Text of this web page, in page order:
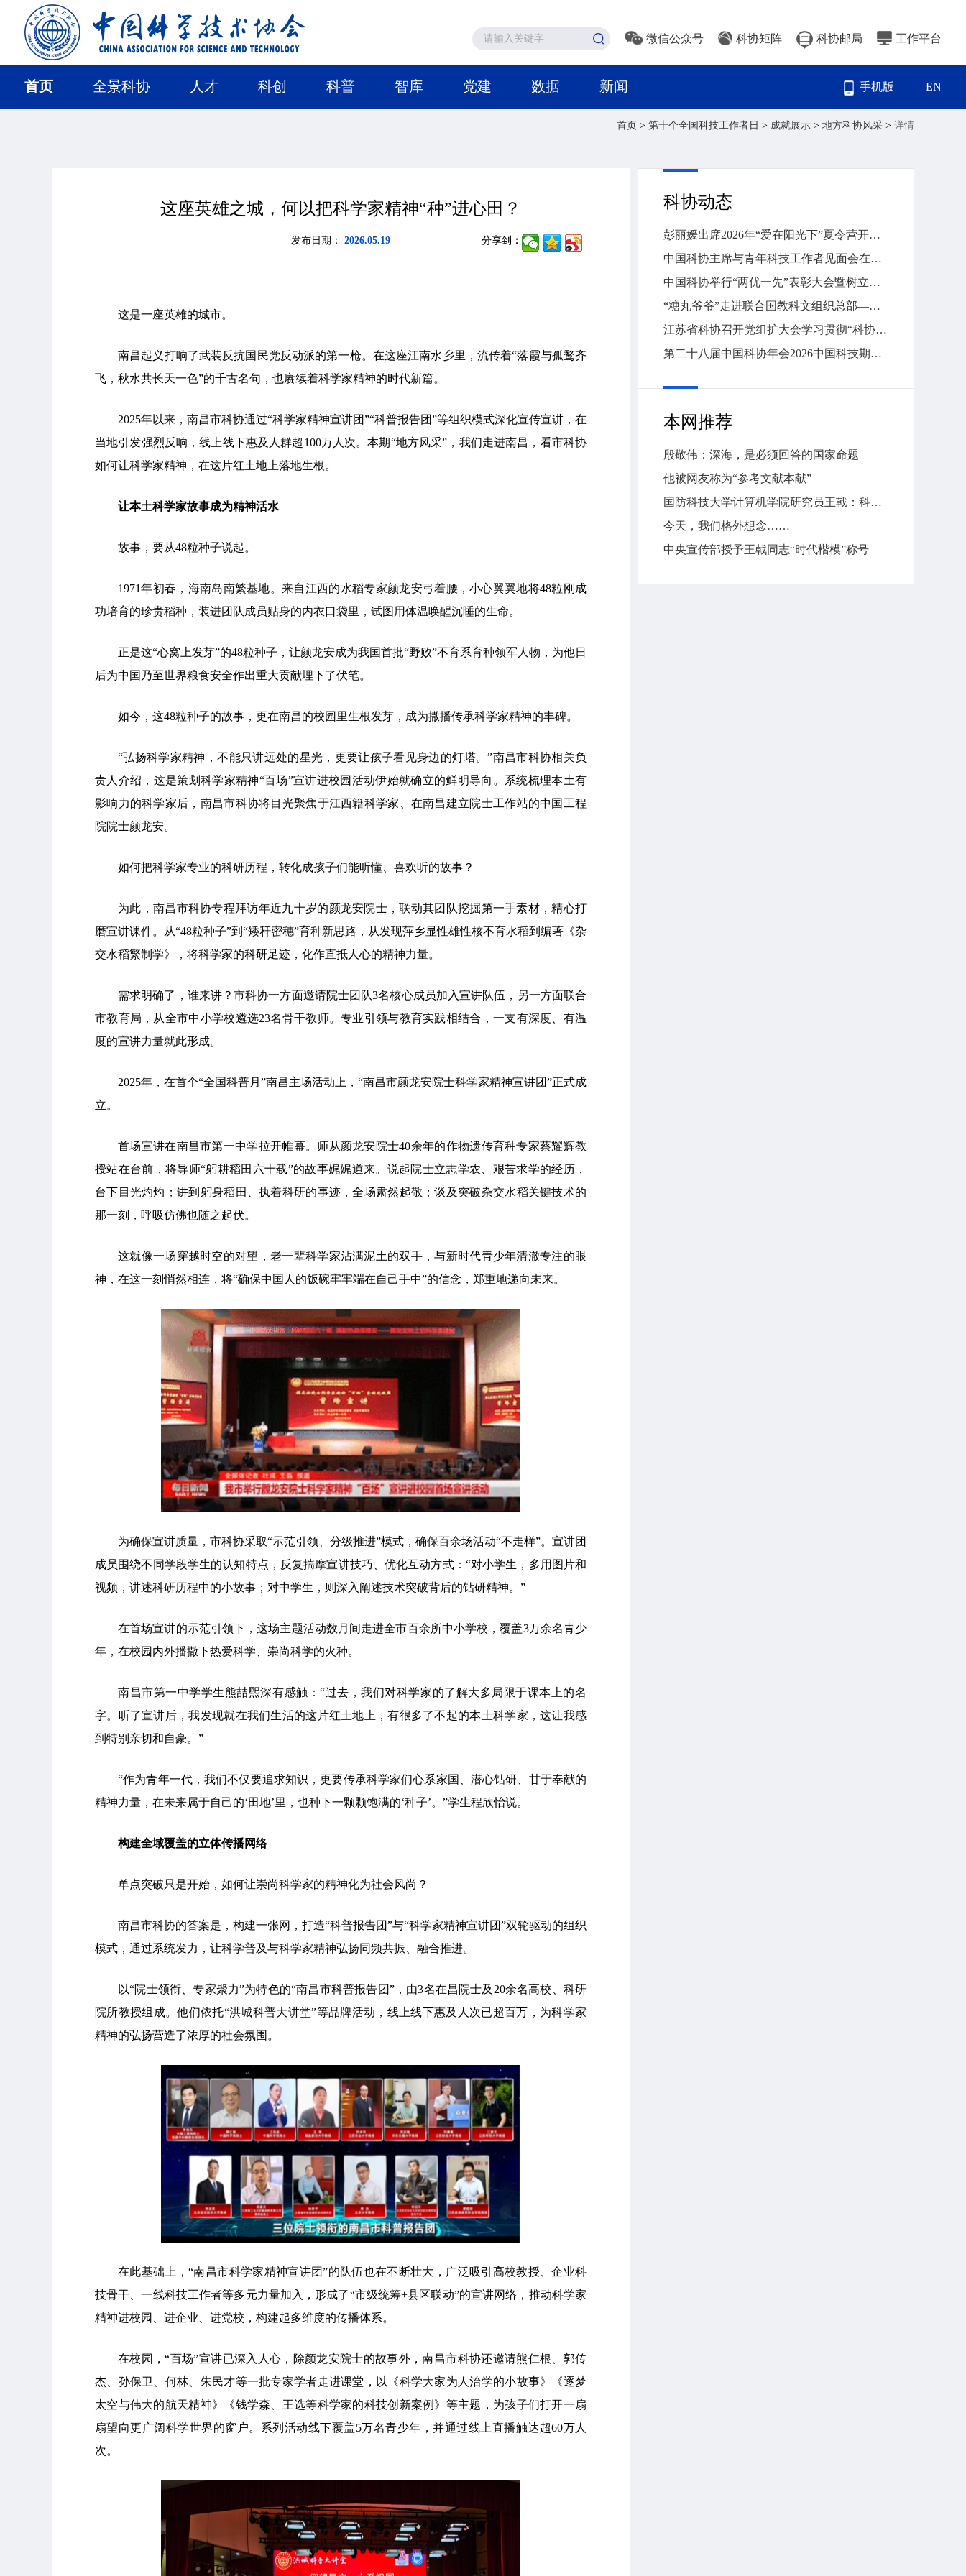
微信公众号 科协矩阵 科协邮局 工作平台
手机版 EN
首页 全景科协 人才 科创 科普 智库 党建 数据 新闻
首页 > 第十个全国科技工作者日 > 成就展示 > 地方科协风采 > 详情
这座英雄之城，何以把科学家精神“种”进心田？
发布日期： 2026.05.19 分享到：
这是一座英雄的城市。
南昌起义打响了武装反抗国民党反动派的第一枪。在这座江南水乡里，流传着“落霞与孤鹜齐
飞，秋水共长天一色”的千古名句，也赓续着科学家精神的时代新篇。
2025年以来，南昌市科协通过“科学家精神宣讲团”“科普报告团”等组织模式深化宣传宣讲，在
当地引发强烈反响，线上线下惠及人群超100万人次。本期“地方风采”，我们走进南昌，看市科协
如何让科学家精神，在这片红土地上落地生根。
让本土科学家故事成为精神活水
故事，要从48粒种子说起。
1971年初春，海南岛南繁基地。来自江西的水稻专家颜龙安弓着腰，小心翼翼地将48粒刚成
功培育的珍贵稻种，装进团队成员贴身的内衣口袋里，试图用体温唤醒沉睡的生命。
正是这“心窝上发芽”的48粒种子，让颜龙安成为我国首批“野败”不育系育种领军人物，为他日
后为中国乃至世界粮食安全作出重大贡献埋下了伏笔。
如今，这48粒种子的故事，更在南昌的校园里生根发芽，成为撒播传承科学家精神的丰碑。
“弘扬科学家精神，不能只讲远处的星光，更要让孩子看见身边的灯塔。”南昌市科协相关负
责人介绍，这是策划科学家精神“百场”宣讲进校园活动伊始就确立的鲜明导向。系统梳理本土有
影响力的科学家后，南昌市科协将目光聚焦于江西籍科学家、在南昌建立院士工作站的中国工程
院院士颜龙安。
如何把科学家专业的科研历程，转化成孩子们能听懂、喜欢听的故事？
为此，南昌市科协专程拜访年近九十岁的颜龙安院士，联动其团队挖掘第一手素材，精心打
磨宣讲课件。从“48粒种子”到“矮秆密穗”育种新思路，从发现萍乡显性雄性核不育水稻到编著《杂
交水稻繁制学》，将科学家的科研足迹，化作直抵人心的精神力量。
需求明确了，谁来讲？市科协一方面邀请院士团队3名核心成员加入宣讲队伍，另一方面联合
市教育局，从全市中小学校遴选23名骨干教师。专业引领与教育实践相结合，一支有深度、有温
度的宣讲力量就此形成。
2025年，在首个“全国科普月”南昌主场活动上，“南昌市颜龙安院士科学家精神宣讲团”正式成
立。
首场宣讲在南昌市第一中学拉开帷幕。师从颜龙安院士40余年的作物遗传育种专家蔡耀辉教
授站在台前，将导师“躬耕稻田六十载”的故事娓娓道来。说起院士立志学农、艰苦求学的经历，
台下目光灼灼；讲到躬身稻田、执着科研的事迹，全场肃然起敬；谈及突破杂交水稻关键技术的
那一刻，呼吸仿佛也随之起伏。
这就像一场穿越时空的对望，老一辈科学家沾满泥土的双手，与新时代青少年清澈专注的眼
神，在这一刻悄然相连，将“确保中国人的饭碗牢牢端在自己手中”的信念，郑重地递向未来。
为确保宣讲质量，市科协采取“示范引领、分级推进”模式，确保百余场活动“不走样”。宣讲团
成员围绕不同学段学生的认知特点，反复揣摩宣讲技巧、优化互动方式：“对小学生，多用图片和
视频，讲述科研历程中的小故事；对中学生，则深入阐述技术突破背后的钻研精神。”
在首场宣讲的示范引领下，这场主题活动数月间走进全市百余所中小学校，覆盖3万余名青少
年，在校园内外播撒下热爱科学、崇尚科学的火种。
南昌市第一中学学生熊喆煕深有感触：“过去，我们对科学家的了解大多局限于课本上的名
字。听了宣讲后，我发现就在我们生活的这片红土地上，有很多了不起的本土科学家，这让我感
到特别亲切和自豪。”
“作为青年一代，我们不仅要追求知识，更要传承科学家们心系家国、潜心钻研、甘于奉献的
精神力量，在未来属于自己的‘田地’里，也种下一颗颗饱满的‘种子’。”学生程欣怡说。
构建全域覆盖的立体传播网络
单点突破只是开始，如何让崇尚科学家的精神化为社会风尚？
南昌市科协的答案是，构建一张网，打造“科普报告团”与“科学家精神宣讲团”双轮驱动的组织
模式，通过系统发力，让科学普及与科学家精神弘扬同频共振、融合推进。
以“院士领衔、专家聚力”为特色的“南昌市科普报告团”，由3名在昌院士及20余名高校、科研
院所教授组成。他们依托“洪城科普大讲堂”等品牌活动，线上线下惠及人次已超百万，为科学家
精神的弘扬营造了浓厚的社会氛围。
在此基础上，“南昌市科学家精神宣讲团”的队伍也在不断壮大，广泛吸引高校教授、企业科
技骨干、一线科技工作者等多元力量加入，形成了“市级统筹+县区联动”的宣讲网络，推动科学家
精神进校园、进企业、进党校，构建起多维度的传播体系。
在校园，“百场”宣讲已深入人心，除颜龙安院士的故事外，南昌市科协还邀请熊仁根、郭传
杰、孙保卫、何林、朱民才等一批专家学者走进课堂，以《科学大家为人治学的小故事》《逐梦
太空与伟大的航天精神》《钱学森、王选等科学家的科技创新案例》等主题，为孩子们打开一扇
扇望向更广阔科学世界的窗户。系列活动线下覆盖5万名青少年，并通过线上直播触达超60万人
次。
科协动态
彭丽媛出席2026年“爱在阳光下”夏令营开营式
中国科协主席与青年科技工作者见面会在国家科技传播中心举行
中国科协举行“两优一先”表彰大会暨树立和践行正确政绩观学习教育专题党课
“糖丸爷爷”走进联合国教科文组织总部——顾方舟诞辰100周年系列纪念活动在法国举办
江苏省科协召开党组扩大会学习贯彻“科协十一大”精神
第二十八届中国科协年会2026中国科技期刊发展论坛在京举办
本网推荐
殷敬伟：深海，是必须回答的国家命题
他被网友称为“参考文献本献”
国防科技大学计算机学院研究员王戟：科研尖兵冲锋不止
今天，我们格外想念……
中央宣传部授予王戟同志“时代楷模”称号